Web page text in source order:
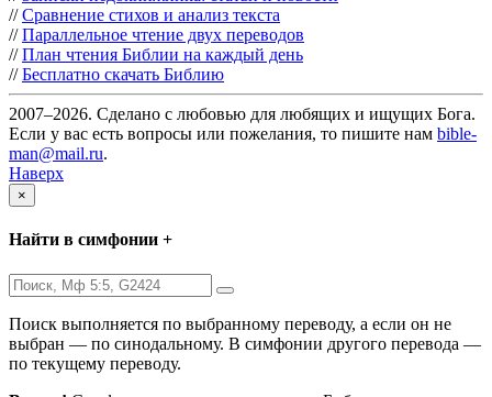
// Сравнение стихов и анализ текста
// Параллельное чтение двух переводов
// План чтения Библии на каждый день
// Бесплатно скачать Библию
2007–2026. Сделано с любовью для любящих и ищущих Бога.
Если у вас есть вопросы или пожелания, то пишите нам bible-
man@mail.ru.
Наверх
×
Найти в симфонии +
Поиск выполняется по выбранному переводу, а если он не
выбран — по синодальному. В симфонии другого перевода —
по текущему переводу.